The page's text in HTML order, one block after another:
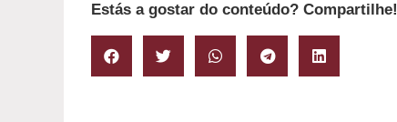
Estás a gostar do conteúdo? Compartilhe!